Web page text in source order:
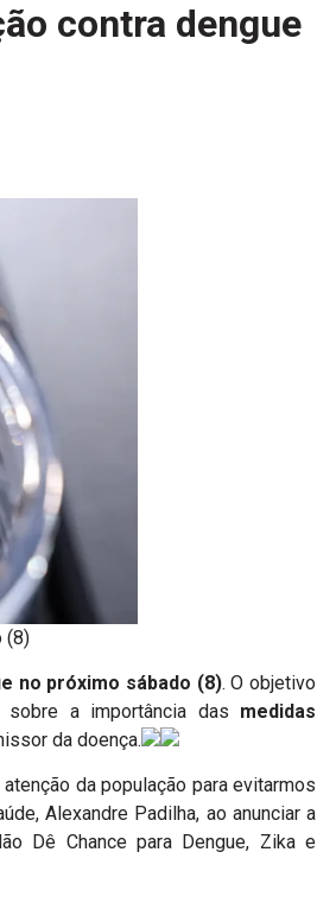
contra dengue
(8)
no próximo sábado (8). O objetivo
a importância das medidas
da doença.
da população para evitarmos
Alexandre Padilha, ao anunciar a
Dê Chance para Dengue, Zika e